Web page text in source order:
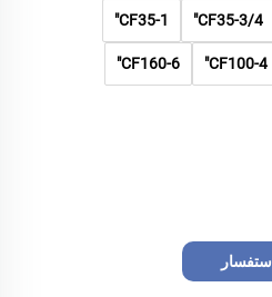
CF35-3/4"
CF35-1"
CF100-4"
CF160-6"
استفسار